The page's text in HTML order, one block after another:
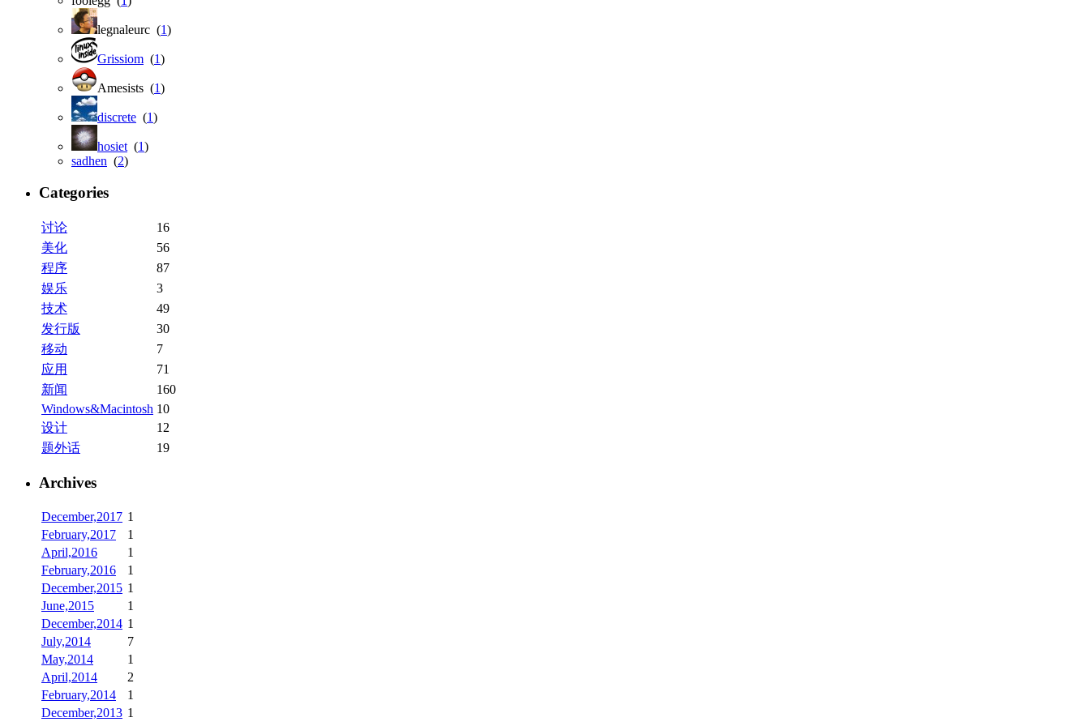
legnaleurc (1)
Grissiom (1)
Amesists (1)
discrete (1)
hosiet (1)
sadhen (2)
Categories
讨论
16
美化
56
程序
87
娱乐
3
技术
49
发行版
30
移动
7
应用
71
新闻
160
Windows&Macintosh 10
设计
12
题外话
19
Archives
December,2017 1
February,2017
1
April,2016
1
February,2016
1
December,2015 1
June,2015
1
December,2014 1
July,2014
7
May,2014
1
April,2014
2
February,2014
1
December,2013 1